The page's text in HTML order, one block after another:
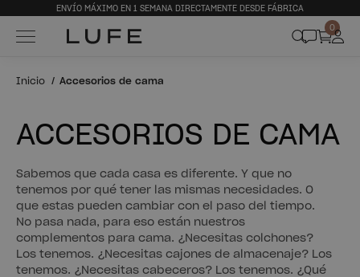
ENVÍO MÁXIMO EN 1 SEMANA DIRECTAMENTE DESDE FÁBRICA
0
Inicio Accesorios de cama
ACCESORIOS DE CAMA
Sabemos que cada casa es diferente. Y que no
tenemos por qué tener las mismas necesidades. O
que estas pueden cambiar con el paso del tiempo.
No pasa nada, para eso están nuestros
complementos para cama. ¿Necesitas colchones?
Los tenemos. ¿Necesitas cajones de almacenaje? Los
tenemos. ¿Necesitas cabeceros? Los tenemos. ¿Qué